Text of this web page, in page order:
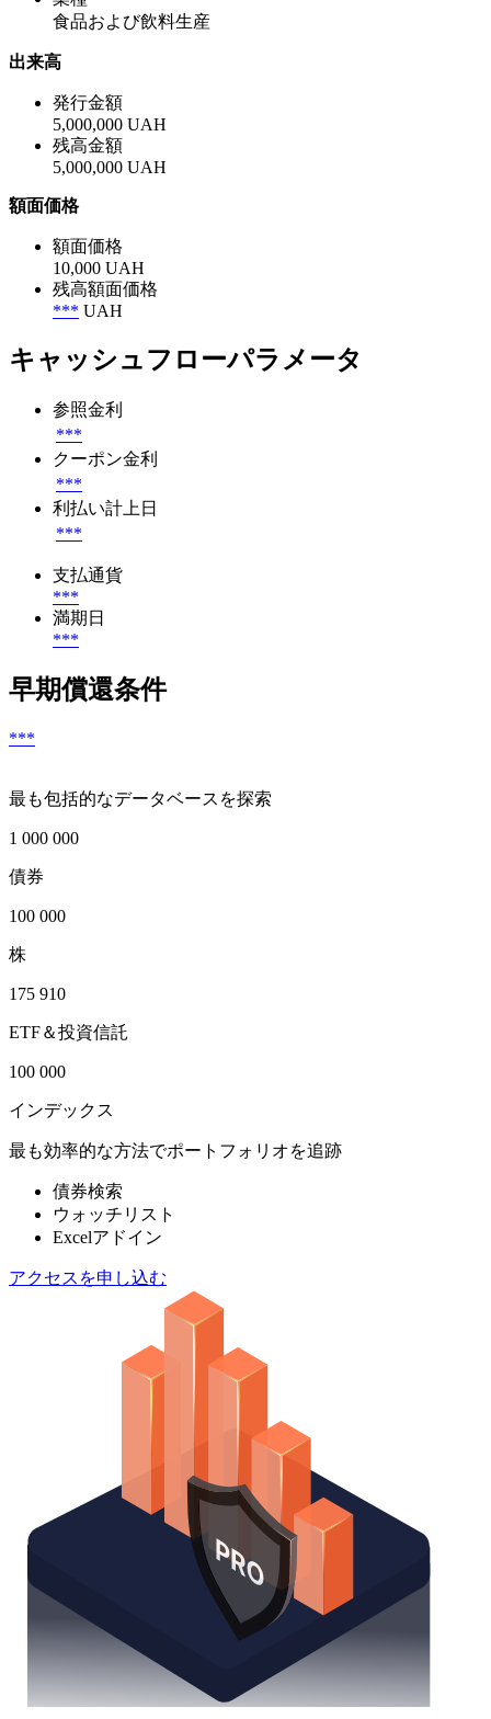
食品および飲料生産
出来高
発行金額
5,000,000 UAH
残高金額
5,000,000 UAH
額面価格
額面価格
10,000 UAH
残高額面価格
*** UAH
キャッシュフローパラメータ
参照金利
***
クーポン金利
***
利払い計上日
***
支払通貨
***
満期日
***
早期償還条件
***
最も包括的なデータベースを探索
1 000 000
債券
100 000
株
175 910
ETF＆投資信託
100 000
インデックス
最も効率的な方法でポートフォリオを追跡
債券検索
ウォッチリスト
Excelアドイン
アクセスを申し込む